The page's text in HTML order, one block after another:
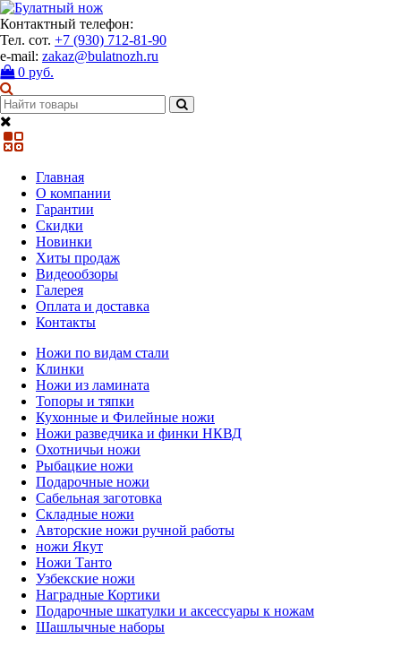
Контактный телефон:
Тел. сот. +7 (930) 712-81-90
e-mail: zakaz@bulatnozh.ru
0 руб.
Главная
О компании
Гарантии
Скидки
Новинки
Хиты продаж
Видеообзоры
Галерея
Оплата и доставка
Контакты
Ножи по видам стали
Клинки
Ножи из ламината
Топоры и тяпки
Кухонные и Филейные ножи
Ножи разведчика и финки НКВД
Охотничьи ножи
Рыбацкие ножи
Подарочные ножи
Сабельная заготовка
Складные ножи
Авторские ножи ручной работы
ножи Якут
Ножи Танто
Узбекские ножи
Наградные Кортики
Подарочные шкатулки и аксессуары к ножам
Шашлычные наборы